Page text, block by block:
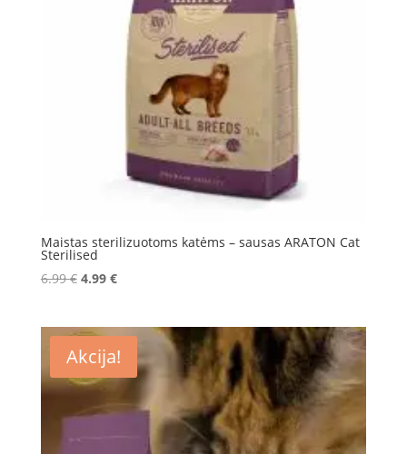
Maistas sterilizuotoms katėms – sausas ARATON Cat
Sterilised
6.99€ Original
6.99 €.
4.99 €Current
4.99 €.
Akcija!